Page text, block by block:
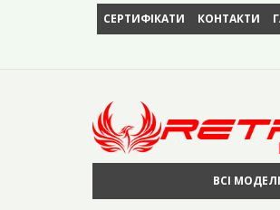
СЕРТИФІКАТИ КОНТАКТИ
ВСІ МОДЕЛІ